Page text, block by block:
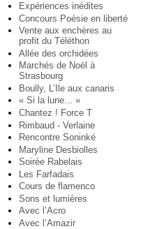
Expériences inédites
Concours Poésie en liberté
Vente aux enchères au
profit du Téléthon
Allée des orchidées
Marchés de Noël à
Strasbourg
Boully, L’Ile aux canaris
« Si la lune... »
Chantez ! Force T
Rimbaud - Verlaine
Rencontre Soninké
Maryline Desbiolles
Soirée Rabelais
Les Farfadais
Cours de flamenco
Sons et lumières
Avec l’Acro
Avec l’Amazir